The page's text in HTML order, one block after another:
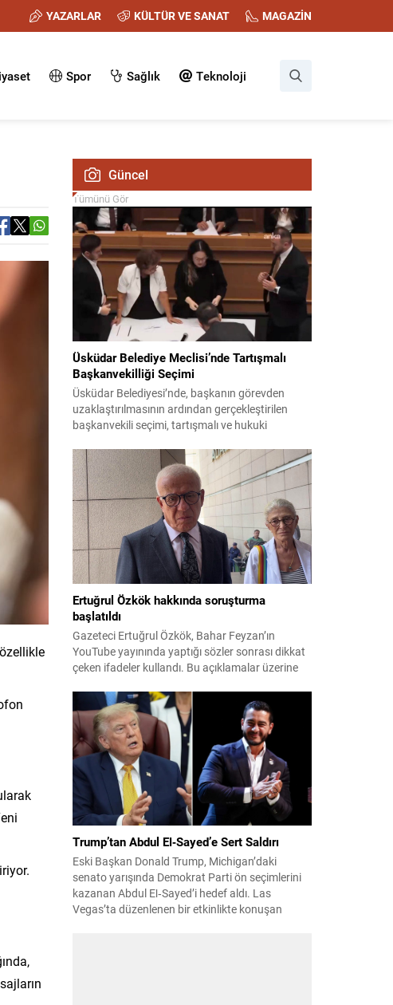
YAZARLAR KÜLTÜR VE SANAT MAGAZİN
Spor Sağlık Teknoloji
Güncel
Tümünü Gör
Üsküdar Belediye Meclisi’nde Tartışmalı
Başkanvekilliği Seçimi
Üsküdar Belediyesi’nde, başkanın görevden
uzaklaştırılmasının ardından gerçekleştirilen
başkanvekili seçimi, tartışmalı ve hukuki
geldi. Yapılan oylamada usul ve gizlilikle ilgili
ciddi iddialar ortaya atıldı; bazı oyların geçersiz
sayılması ve meclis içindeki yönlendirmeler
kamuoyunda tepkilere yol açtı. Seçim sürecinde
yaşanan gelişmeler, parti grupları arasındaki
gerilimi artırdı. CHP’nin...
Ertuğrul Özkök hakkında soruşturma
başlatıldı
Gazeteci Ertuğrul Özkök, Bahar Feyzan’ın
YouTube yayınında yaptığı sözler sonrası dikkat
çeken ifadeler kullandı. Bu açıklamalar üzerine
Özkök hakkında ‘Cumhurbaşkanına hakaret’
suçundan re’sen soruşturma başlatıldı. Özkök,
hakkındaki soruşturma kapsamında
Çağlayan’daki İstanbul Adalet Sarayı’na giderek
savcılığa ifade verdi. İfadesinin ardından
adliyeden ayrıldığı bildirildi. Programdaki sözleri
ve savunması...
Trump’tan Abdul El‑Sayed’e Sert Saldırı
Eski Başkan Donald Trump, Michigan’daki
senato yarışında Demokrat Parti ön seçimlerini
kazanan Abdul El‑Sayed’i hedef aldı. Las
Vegas’ta düzenlenen bir etkinlikte konuşan